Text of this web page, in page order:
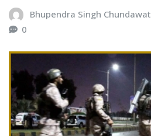
Bhupendra Singh Chundawat
0